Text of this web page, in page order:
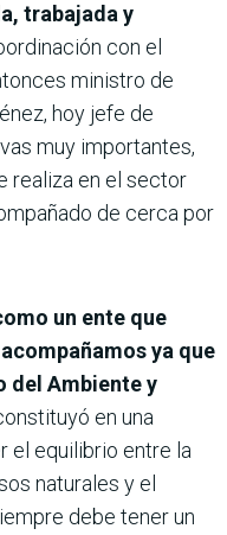
trabajada y
con el
ministro de
hoy jefe de
muy importantes,
realiza en el sector
de cerca por
un ente que
ya que
del Ambiente y
en una
el equilibrio entre la
naturales y el
debe tener un